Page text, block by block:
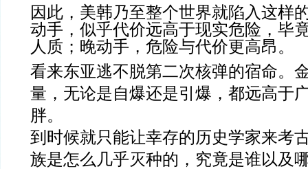
因此，美韩乃至整个世界就陷入这样
动手，似乎代价远高于现实危险，毕
人质；晚动手，危险与代价更高昂。
看来东亚逃不脱第二次核弹的宿命。
量，无论是自爆还是引爆，都远高于
胖。
到时候就只能让幸存的历史学家来考
族是怎么几乎灭种的，究竟是谁以及